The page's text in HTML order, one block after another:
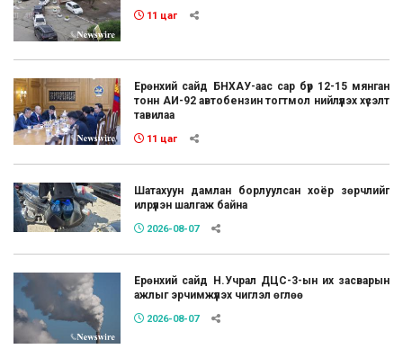
11 цаг
Ерөнхий сайд БНХАУ-аас сар бүр 12-15 мянган
тонн АИ-92 автобензин тогтмол нийлүүлэх хүсэлт
тавилаа
11 цаг
Шатахуун дамлан борлуулсан хоёр зөрчлийг
илрүүлэн шалгаж байна
2026-08-07
Ерөнхий сайд Н.Учрал ДЦС-3-ын их засварын
ажлыг эрчимжүүлэх чиглэл өглөө
2026-08-07